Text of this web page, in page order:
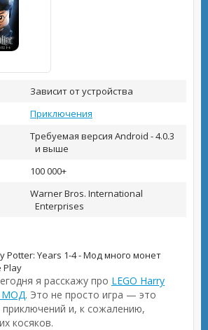
Зависит от устройства
Приключения
Требуемая версия Android - 4.0.3
и выше
100 000+
Warner Bros. International
Enterprises
Potter: Years 1-4 - Мод много монет
Play
я расскажу про LEGO Harry
МОД. Это не просто игра — это
и, к сожалению,
косяков.